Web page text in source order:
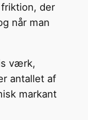
der
når man
værk,
antallet af
markant